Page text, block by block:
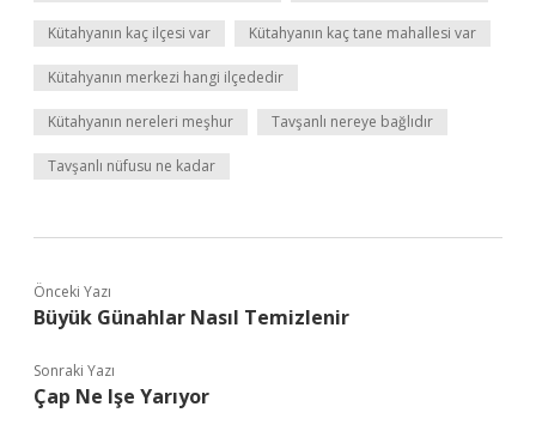
Kütahyanın kaç ilçesi var Kütahyanın kaç tane mahallesi var
Kütahyanın merkezi hangi ilçededir
Kütahyanın nereleri meşhur Tavşanlı nereye bağlıdır
Tavşanlı nüfusu ne kadar
Önceki Yazı
Büyük Günahlar Nasıl Temizlenir
Sonraki Yazı
Çap Ne Işe Yarıyor